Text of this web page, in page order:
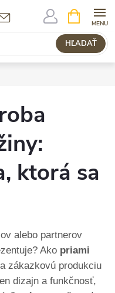
HĽADAŤ
KOŠÍK
ktorá sa
alebo partnerov
Ako priami
zákazkovú produkciu
dizajn a funkčnosť,